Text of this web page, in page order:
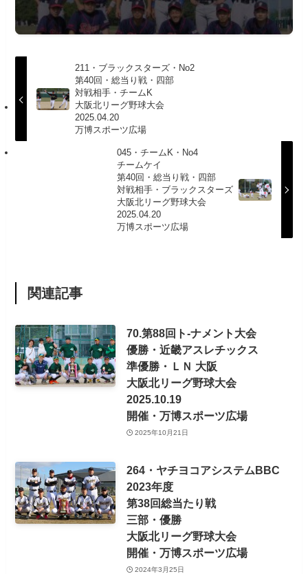
211・ブラックスターズ・No2
第40回・総当り戦・四部
対戦相手・チームK
大阪北リーグ野球大会
2025.04.20
万博スポーツ広場
045・チームK・No4
チームケイ
第40回・総当り戦・四部
対戦相手・ブラックスターズ
大阪北リーグ野球大会
2025.04.20
万博スポーツ広場
関連記事
70.第88回ト-ナメント大会
優勝・近畿アスレチックス
準優勝・ＬＮ 大阪
大阪北リーグ野球大会
2025.10.19
開催・万博スポーツ広場
2025年10月21日
264・ヤチヨコアシステムBBC
2023年度
第38回総当たり戦
三部・優勝
大阪北リーグ野球大会
開催・万博スポーツ広場
2024年3月25日